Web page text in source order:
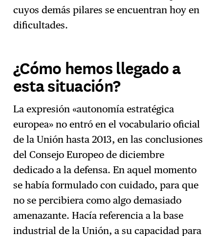
cuyos demás pilares se encuentran hoy en
dificultades.
¿Cómo hemos llegado a
esta situación?
La expresión «autonomía estratégica
europea» no entró en el vocabulario oficial
de la Unión hasta 2013, en las conclusiones
del Consejo Europeo de diciembre
dedicado a la defensa. En aquel momento
se había formulado con cuidado, para que
no se percibiera como algo demasiado
amenazante. Hacía referencia a la base
industrial de la Unión, a su capacidad para